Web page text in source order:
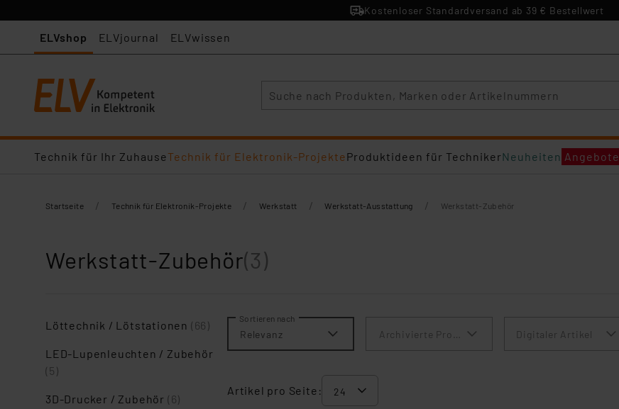
Kostenloser Standardversand ab 39 € Bestellwert
ELVshop ELVjournal ELVwissen
Technik für Ihr ZuhauseTechnik für Elektronik-ProjekteProduktideen für TechnikerNeuheiten Angebote
Startseite / Technik für Elektronik-Projekte / Werkstatt / Werkstatt-Ausstattung / Werkstatt-Zubehör
Werkstatt-Zubehör(3)
Löttechnik / Lötstationen (66)
LED-Lupenleuchten / Zubehör
(5)
3D-Drucker / Zubehör (6)
Sortieren nach
Relevanz Archivierte Produkte anzeigenDigitaler Artikel
Artikel pro Seite: